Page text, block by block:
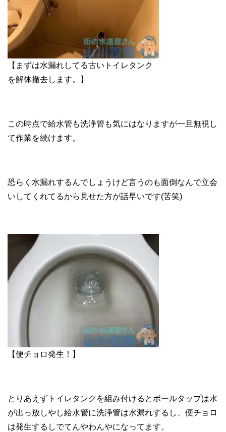
【まずは水漏れしてる古いトイレタンク
を解体撤去します。】
この時点で給水管も洗浄管も気にはなりますが一旦無視し
て作業を続けます。
恐らく水漏れするんでしょうけど言うのも面倒なんで立会
いしてくれてるから見せた方が話早いです(苦笑)
【便チョロ発生！】
とりあえずトイレタンクを組み付けるとボールタップは水
が出っ放しやし給水管に洗浄管は水漏れするし、便チョロ
は発生するしでてんやわんやになってます。